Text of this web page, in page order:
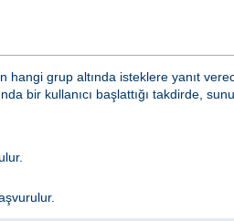
hangi grup altında isteklere yanıt
bir kullanıcı başlattığı takdirde,